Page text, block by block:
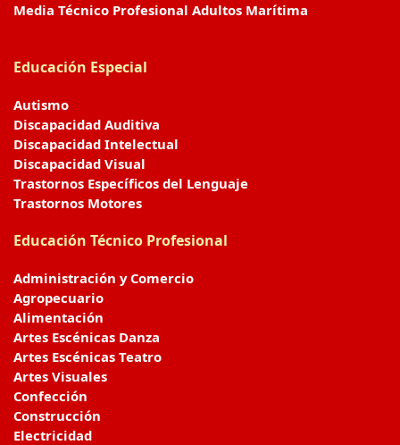
Media Técnico Profesional Adultos Marítima
Educación Especial
Autismo
Discapacidad Auditiva
Discapacidad Intelectual
Discapacidad Visual
Trastornos Específicos del Lenguaje
Trastornos Motores
Educación Técnico Profesional
Administración y Comercio
Agropecuario
Alimentación
Artes Escénicas Danza
Artes Escénicas Teatro
Artes Visuales
Confección
Construcción
Electricidad